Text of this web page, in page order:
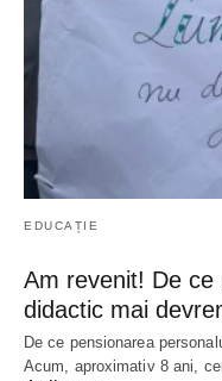
EDUCAȚIE
Am revenit! De ce
didactic mai
De ce pensionarea
Acum, aproximativ 8 ani,